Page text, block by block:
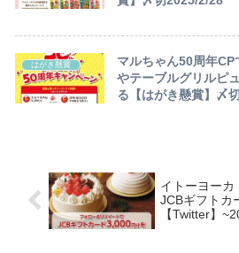
はがき懸賞
マルちゃん50周年
やテーブルグリルピ
る【はがき懸賞】〆
イトーヨーカ
JCBギフトカ
【Twitter】